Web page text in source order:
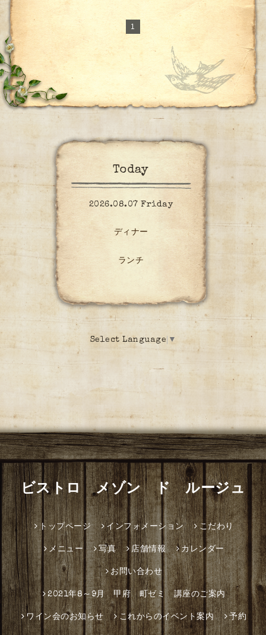
1
Today
2026.08.07 Friday
ディナー
ランチ
Select Language ▼
ビストロ メゾン ド ルージュ
トップページ インフォメーション こだわり
メニュー 写真 店舗情報 カレンダー
お問い合わせ
2021年8～9月 甲府 町ゼミ 講座のご案内
ワイン会のお知らせ これからのイベント案内 予約